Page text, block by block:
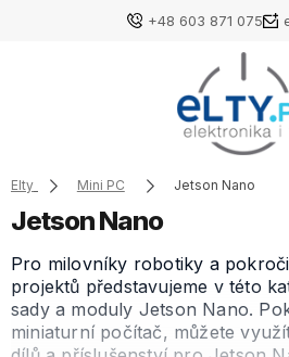
+48 603 871 075
Elty Mini PC Jetson Nano
Jetson Nano
Pro milovníky robotiky a
projektů představujeme v této
sady a moduly Jetson Nano.
miniaturní počítač, můžete